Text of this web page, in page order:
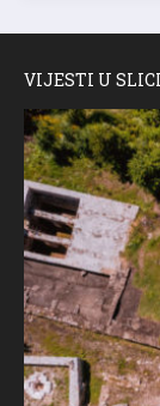
VIJESTI U SLICI